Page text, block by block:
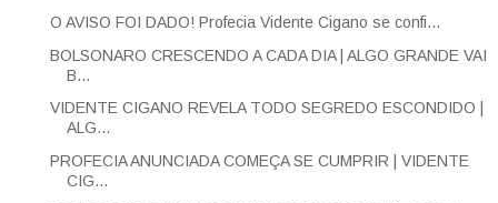
O AVISO FOI DADO! Profecia Vidente Cigano se confi...
BOLSONARO CRESCENDO A CADA DIA | ALGO GRANDE VAI
B...
VIDENTE CIGANO REVELA TODO SEGREDO ESCONDIDO |
ALG...
PROFECIA ANUNCIADA COMEÇA SE CUMPRIR | VIDENTE
CIG...